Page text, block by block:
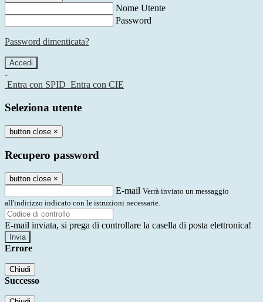
Nome Utente
Password
Password dimenticata?
-
Entra con SPID Entra con CIE
Seleziona utente
button close ×
Recupero password
button close ×
E-mail Verrà inviato un messaggio
all'indirizzo indicato con le istruzioni necessarie.
E-mail inviata, si prega di controllare la casella di posta elettronica!
Errore
Chiudi
Successo